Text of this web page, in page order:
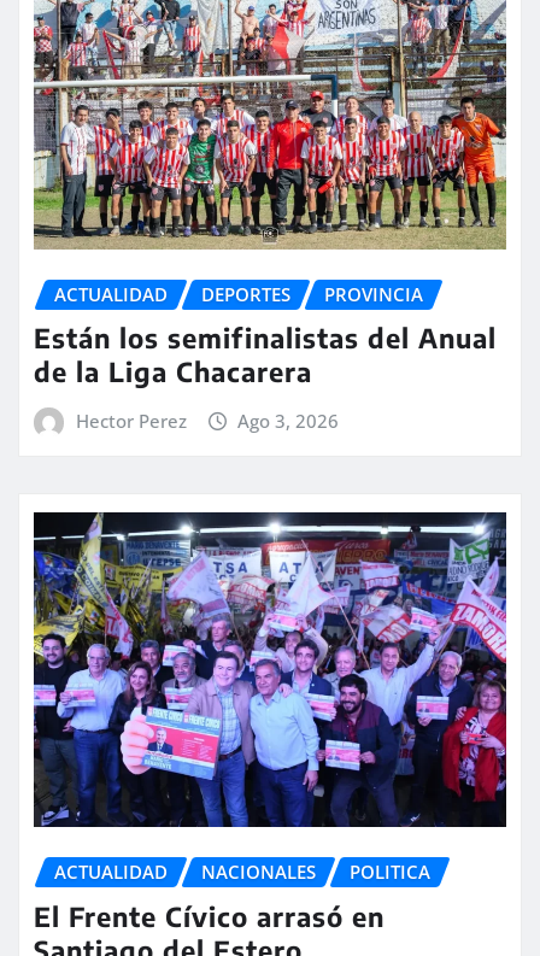
ACTUALIDAD DEPORTES PROVINCIA
Están los semifinalistas del Anual
de la Liga Chacarera
Hector Perez Ago 3, 2026
ACTUALIDAD NACIONALES POLITICA
El Frente Cívico arrasó en